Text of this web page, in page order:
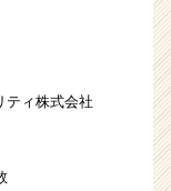
ティ株式会社